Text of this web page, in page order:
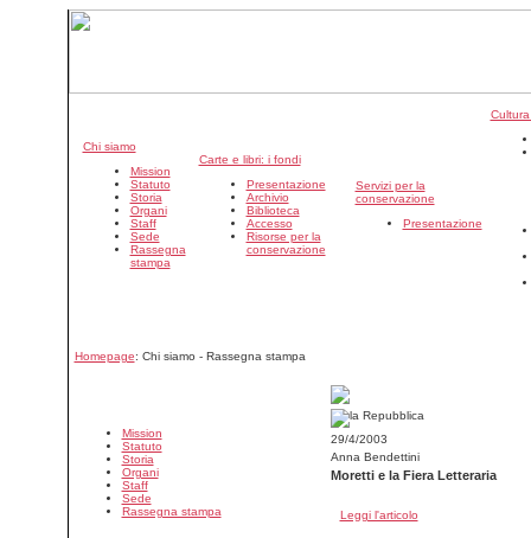
Chi siamo
Mission
Statuto
Storia
Organi
Staff
Sede
Rassegna
stampa
Carte e libri: i fondi
Presentazione
Archivio
Biblioteca
Accesso
Risorse per la
conservazione
Servizi per la
conservazione
Presentazione
Homepage: Chi siamo - Rassegna stampa
Mission
Statuto
Storia
Organi
Staff
Sede
Rassegna stampa
29/4/2003
Anna Bendettini
Moretti e la Fiera Letteraria
Leggi l'articolo